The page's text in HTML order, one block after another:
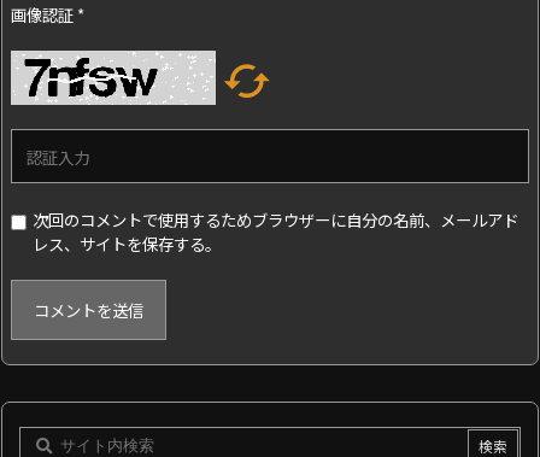
画像認証 *

次回のコメントで使用するためブラウザーに自分の名前、メールアド
レス、サイトを保存する。